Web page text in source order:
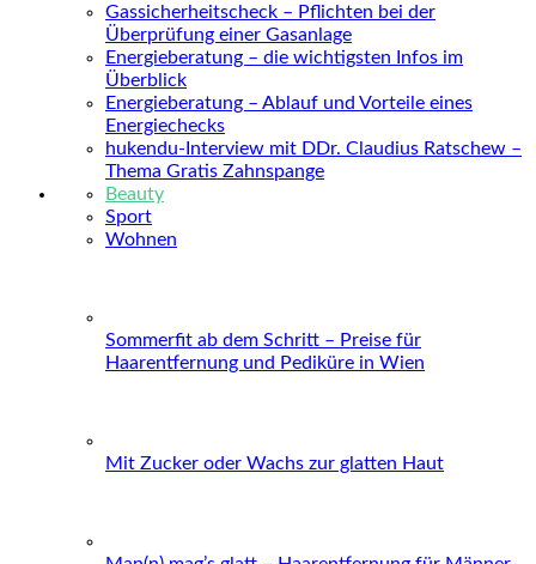
Gassicherheitscheck – Pflichten bei der
Überprüfung einer Gasanlage
Energieberatung – die wichtigsten Infos im
Überblick
Energieberatung – Ablauf und Vorteile eines
Energiechecks
hukendu-Interview mit DDr. Claudius Ratschew –
Thema Gratis Zahnspange
Beauty
Sport
Wohnen
Sommerfit ab dem Schritt – Preise für
Haarentfernung und Pediküre in Wien
Mit Zucker oder Wachs zur glatten Haut